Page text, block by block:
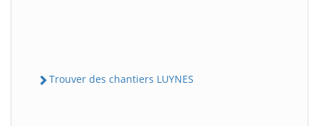
Trouver des chantiers LUYNES